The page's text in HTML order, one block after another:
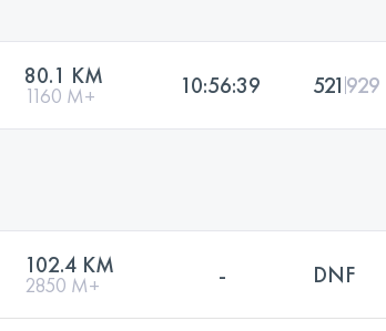
80.1 KM
1160 M+ 10:56:39 521 929
102.4 KM
2850 M+ - DNF